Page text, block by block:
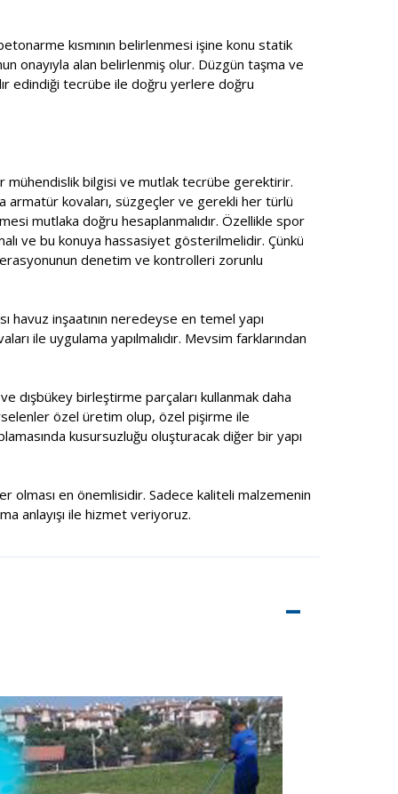
kısmının belirlenmesi işine konu statik
onayıyla alan belirlenmiş olur. Düzgün taşma ve
edindiği tecrübe ile doğru yerlere doğru
mühendislik bilgisi ve mutlak tecrübe gerektirir.
armatür kovaları, süzgeçler ve gerekli her türlü
mutlaka doğru hesaplanmalıdır. Özellikle spor
ve bu konuya hassasiyet gösterilmelidir. Çünkü
denetim ve kontrolleri zorunlu
havuz inşaatının neredeyse en temel yapı
ile uygulama yapılmalıdır. Mevsim farklarından
dışbükey birleştirme parçaları kullanmak daha
özel üretim olup, özel pişirme ile
kusursuzluğu oluşturacak diğer bir yapı
olması en önemlisidir. Sadece kaliteli malzemenin
anlayışı ile hizmet veriyoruz.
–